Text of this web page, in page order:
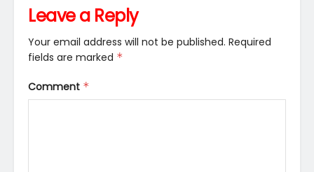
Leave a Reply
Your email address will not be published. Required
fields are marked *
Comment *